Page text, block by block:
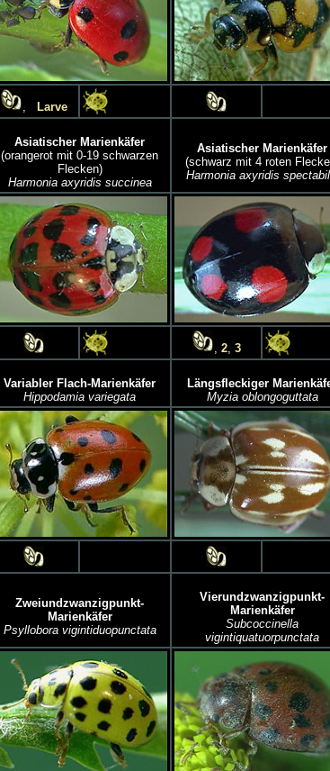
, Larve
Asiatischer Marienkäfer
(orangerot mit 0-19 schwarzen
Flecken)
Harmonia axyridis succinea
Asiatischer Marienkäfer
(schwarz mit 4 roten
Harmonia axyridis
, 2, 3
Variabler Flach-Marienkäfer
Hippodamia variegata
Längsfleckiger
Myzia oblongoguttata
Zweiundzwanzigpunkt-
Marienkäfer
Psyllobora vigintiduopunctata
Vierundzwanzigpunkt-
Marienkäfer
Subcoccinella
vigintiquatuorpunctata